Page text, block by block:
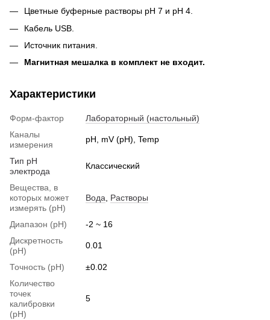
Цветные буферные растворы pH 7 и pH 4.
Кабель USB.
Источник питания.
Магнитная мешалка в комплект не входит.
Характеристики
Форм-фактор
Лабораторный (настольный)
Каналы
измерения
pH, mV (pH), Temp
Тип pH
электрода
Классический
Вещества, в
которых может
измерять (pH)
Вода, Растворы
Диапазон (pH)
-2 ~ 16
Дискретность
(pH)
0.01
Точность (pH)
±0.02
Количество
точек
калибровки
(pH)
5